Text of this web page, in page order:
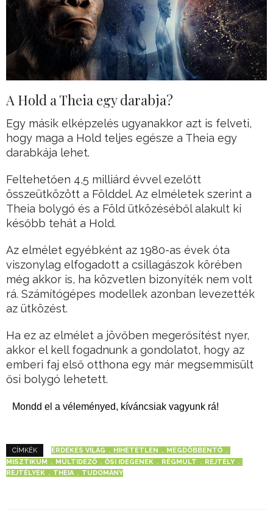
A Hold a Theia egy darabja?
Egy másik elképzelés ugyanakkor azt is felveti,
hogy maga a Hold teljes egésze a Theia egy
darabkája lehet.
Feltehetően 4,5 milliárd évvel ezelőtt
összeütközött a Földdel. Az elméletek szerint a
Theia bolygó és a Föld ütközéséből alakult ki
később tehát a Hold.
Az elmélet egyébként az 1980-as évek óta
viszonylag elfogadott a csillagászok körében
még akkor is, ha közvetlen bizonyíték nem volt
rá. Számítógépes modellek azonban levezették
az ütközést.
Ha ez az elmélet a jövőben megerősítést nyer,
akkor el kell fogadnunk a gondolatot, hogy az
emberi faj első otthona egy már megsemmisült
ősi bolygó lehetett.
Mondd el a véleményed, kíváncsiak vagyunk rá!
CÍMKÉK ÉRDEKES VILÁG HIHETETLEN
MEGDÖBBENTŐ
MISZTIKUM
MÚLTIDÉZŐ ŐSI IDEGENEK RÉGMÚLT
REJTÉLY
REJTÉLYEK
THEIA TUDOMÁNY